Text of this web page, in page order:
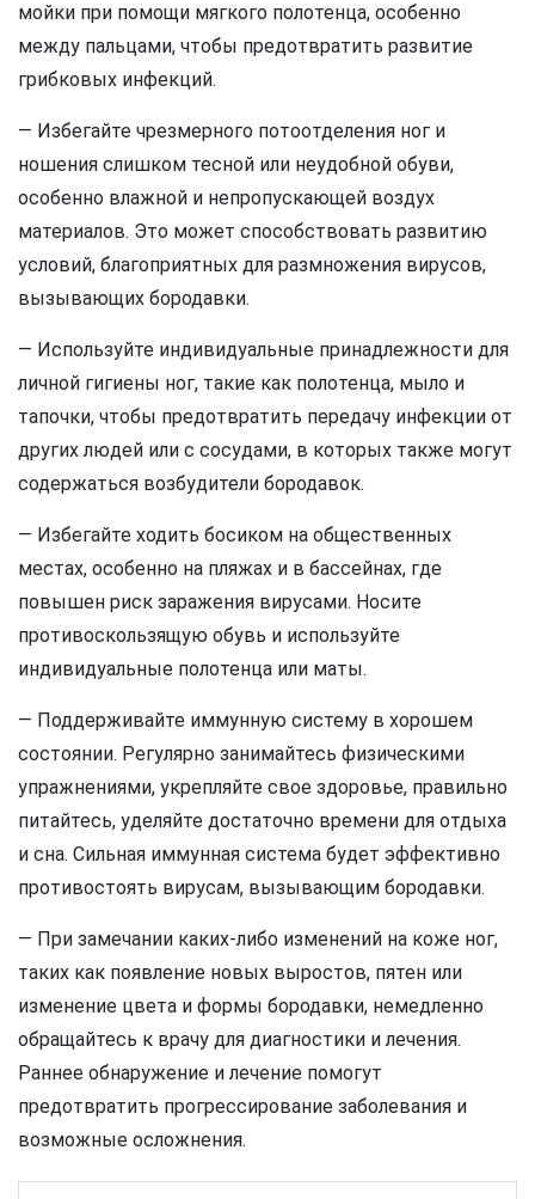
мойки при помощи мягкого полотенца, особенно
между пальцами, чтобы предотвратить развитие
грибковых инфекций.
— Избегайте чрезмерного потоотделения ног и
ношения слишком тесной или неудобной обуви,
особенно влажной и непропускающей воздух
материалов. Это может способствовать развитию
условий, благоприятных для размножения вирусов,
вызывающих бородавки.
— Используйте индивидуальные принадлежности для
личной гигиены ног, такие как полотенца, мыло и
тапочки, чтобы предотвратить передачу инфекции от
других людей или с сосудами, в которых также могут
содержаться возбудители бородавок.
— Избегайте ходить босиком на общественных
местах, особенно на пляжах и в бассейнах, где
повышен риск заражения вирусами. Носите
противоскользящую обувь и используйте
индивидуальные полотенца или маты.
— Поддерживайте иммунную систему в хорошем
состоянии. Регулярно занимайтесь физическими
упражнениями, укрепляйте свое здоровье, правильно
питайтесь, уделяйте достаточно времени для отдыха
и сна. Сильная иммунная система будет эффективно
противостоять вирусам, вызывающим бородавки.
— При замечании каких-либо изменений на коже ног,
таких как появление новых выростов, пятен или
изменение цвета и формы бородавки, немедленно
обращайтесь к врачу для диагностики и лечения.
Раннее обнаружение и лечение помогут
предотвратить прогрессирование заболевания и
возможные осложнения.